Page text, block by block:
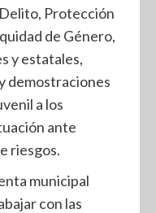
Protección
de Género,
y estatales,
demostraciones
a los
ante
riesgos.
municipal
con las